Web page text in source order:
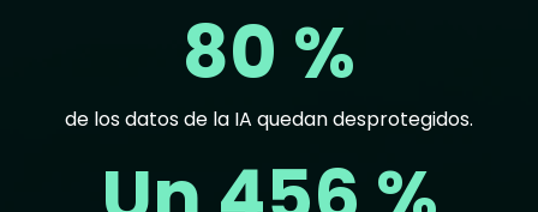
80 %
de los datos de la IA quedan desprotegidos.